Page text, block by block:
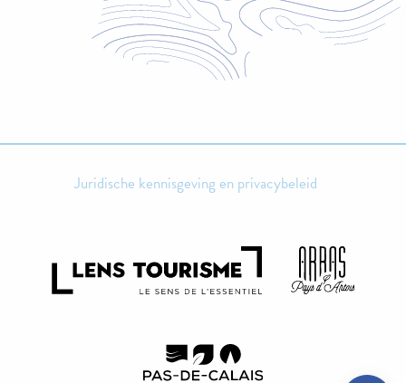
Contacteren
Juridische kennisgeving en privacybeleid